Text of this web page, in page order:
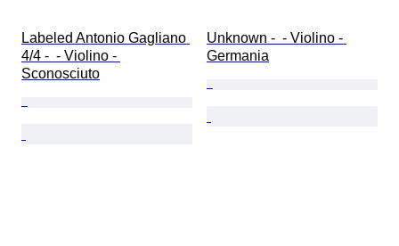
Labeled Antonio Gagliano
4/4 -  - Violino -
Sconosciuto
Unknown -  - Violino -
Germania